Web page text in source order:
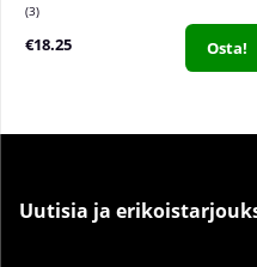
3
€18.25 Osta!
Uutisia ja